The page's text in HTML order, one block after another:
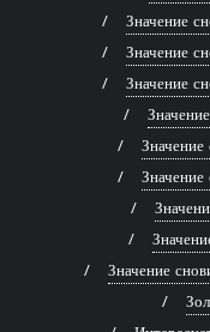
Значение
Значение
Значение
Значение